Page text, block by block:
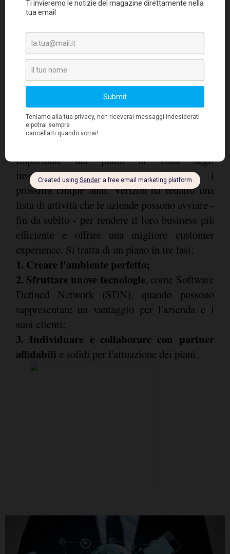
Cloud, mobile, Internet of Things, big data,
advanced analytic, realtà virtuale e
soluzioni collaborativesono dei concetti
fondamentali quando si parla di pianificazione
importante dal punto di vista degli
investimenti tecnologici aziendali per i
prossimi cinque anni. Verizon ha redatto una
lista di attività che le aziende possono avviare -
fin da subito - per rendere il loro business più
efficiente e offrire una migliore customer
experience. Si tratta di un piano in tre fasi:
1. Creare l'ambiente perfetto;
2. Sfruttare nuove tecnologie, come Software
Defined Network (SDN), quando possono
rappresentare un vantaggio per l'azienda e i
suoi clienti;
3. Individuare e collaborare con partner
affidabili e solidi per l'attuazione dei piani.